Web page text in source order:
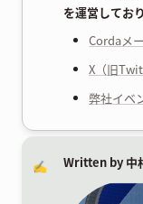
を運営してお
Cordaメ
X（旧
弊社イベ
✍️ Written by 中